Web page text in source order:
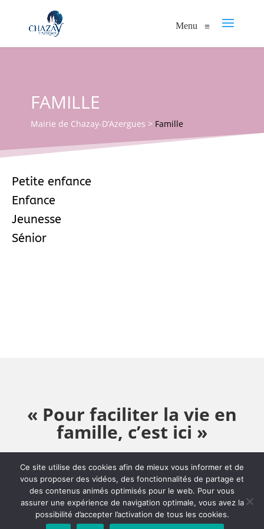
Menu≡
FAMILLE
Mairie de Chazay-D’Azergues > Famille
Petite enfance
Enfance
Jeunesse
Sénior
« Pour faciliter la vie en
famille, c’est ici »
Site officiel de la commune de Chazay-d'Azergues |
Conception :5-pixels| Tous droits réservés
MENTIONS LÉGALES&POLITIQUE DE
Ce site utilise des cookies afin de mieux vous informer et de
vous proposer des vidéos, des fonctionnalités de partage et
des contenus animés optimisés pour le web. Pour vous
assurer une expérience de navigation optimale, vous avez la
possibilité d’accepter l’activation de tous les cookies.